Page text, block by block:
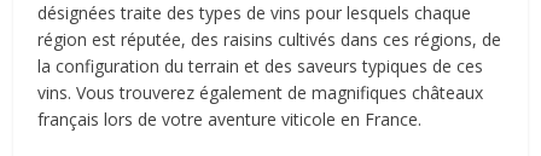
désignées traite des types de vins pour lesquels chaque
région est réputée, des raisins cultivés dans ces régions, de
la configuration du terrain et des saveurs typiques de ces
vins. Vous trouverez également de magnifiques châteaux
français lors de votre aventure viticole en France.